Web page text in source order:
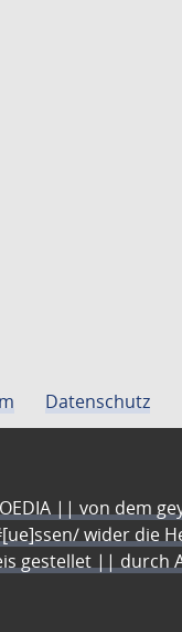
Datenschutz
|| von dem
wider die
gestellet ||